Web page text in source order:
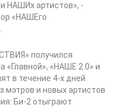
НАШИх артистов», -
«НАШЕго
получился
«Главной», «НАШЕ 2.0» и
в течение 4-х дней
мэтров и новых артистов
Би-2 отыграют